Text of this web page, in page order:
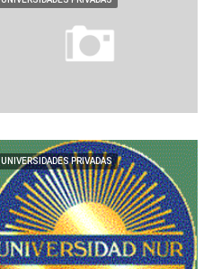
UNIVERSIDADES PRIVADAS